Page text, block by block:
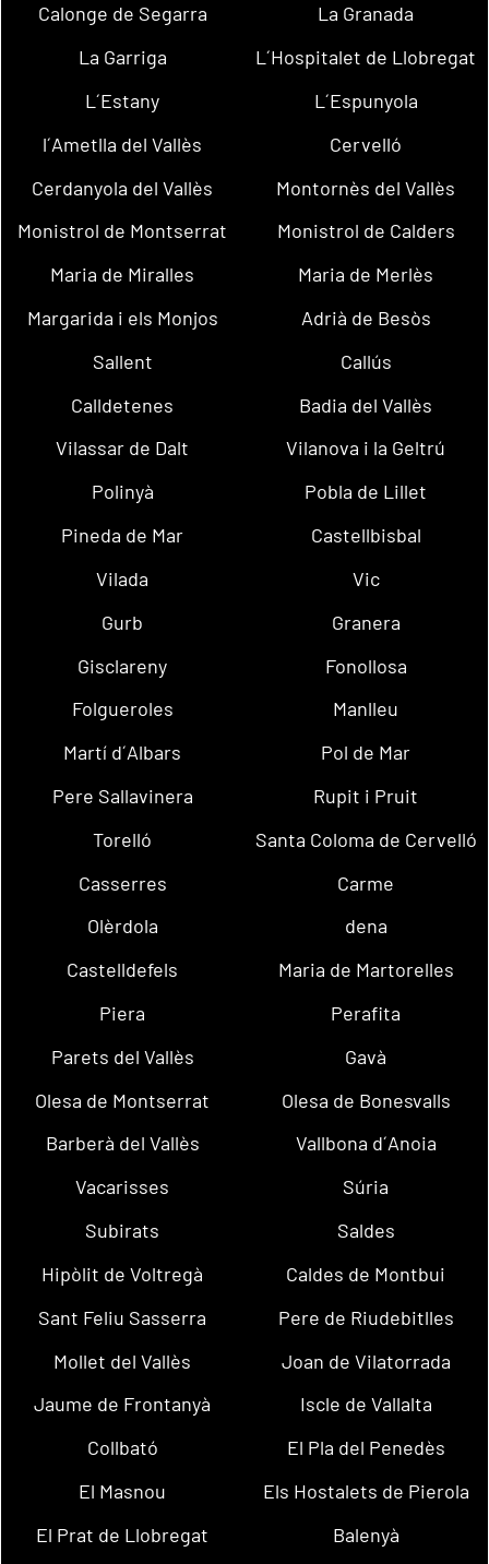
Calonge de Segarra
La Granada
La Garriga
L´Hospitalet de Llobregat
L´Estany
L´Espunyola
l´Ametlla del Vallès
Cervelló
Cerdanyola del Vallès
Montornès del Vallès
Monistrol de Montserrat
Monistrol de Calders
Maria de Miralles
Maria de Merlès
Margarida i els Monjos
Adrià de Besòs
Sallent
Callús
Calldetenes
Badia del Vallès
Vilassar de Dalt
Vilanova i la Geltrú
Polinyà
Pobla de Lillet
Pineda de Mar
Castellbisbal
Vilada
Vic
Gurb
Granera
Gisclareny
Fonollosa
Folgueroles
Manlleu
Martí d´Albars
Pol de Mar
Pere Sallavinera
Rupit i Pruit
Torelló
Santa Coloma de Cervelló
Casserres
Carme
Olèrdola
dena
Castelldefels
Maria de Martorelles
Piera
Perafita
Parets del Vallès
Gavà
Olesa de Montserrat
Olesa de Bonesvalls
Barberà del Vallès
Vallbona d´Anoia
Vacarisses
Súria
Subirats
Saldes
Hipòlit de Voltregà
Caldes de Montbui
Sant Feliu Sasserra
Pere de Riudebitlles
Mollet del Vallès
Joan de Vilatorrada
Jaume de Frontanyà
Iscle de Vallalta
Collbató
El Pla del Penedès
El Masnou
Els Hostalets de Pierola
El Prat de Llobregat
Balenyà